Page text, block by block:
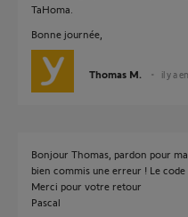
TaHoma.
Bonne journée,
Thomas M. il y a
Bonjour Thomas, pardon pour
bien commis une erreur ! Le code
Merci pour votre retour
Pascal